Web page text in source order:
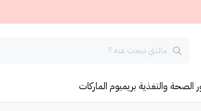
الصحة والتغذية بريميوم الماركات